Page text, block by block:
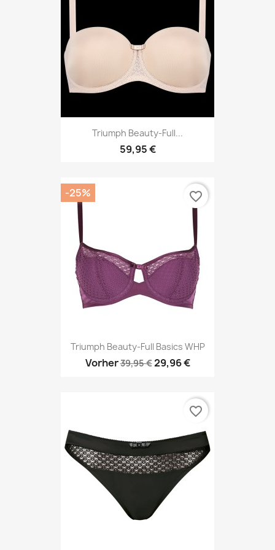
Triumph Beauty-Full...
59,95 €
Triumph Beauty-Full Basics WHP
Vorher39,95 €29,96 €
-25% favorite_border
favorite_border